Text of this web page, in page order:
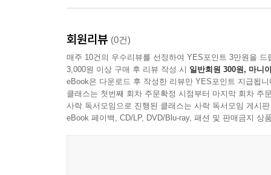
회원리뷰 (0건)
매주 10건의 우수리뷰를 선정하여 YES포인트 3만원을 드
3,000원 이상 구매 후 리뷰 작성 시 일반회원 300원, 마니
eBook은 다운로드 후 작성한 리뷰만 YES포인트 지급됩니
클래스는 첫번째 회차 주문확정 시점부터 마지막 회차 주
사락 독서모임으로 진행된 클래스는 사락 독서모임 게시
eBook 페이백, CD/LP, DVD/Blu-ray, 패션 및 판매금지 상